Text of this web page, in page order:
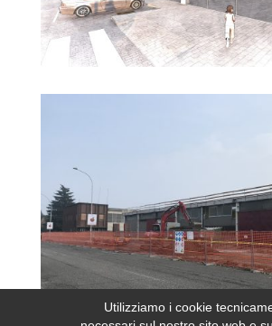
Utilizziamo i cookie